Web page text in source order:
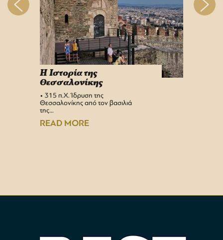
H Iστορία της
Θεσσαλονίκης
• 315 π.Χ. Ίδρυση της
Θεσσαλονίκης από τον βασιλιά
της…
READ MORE